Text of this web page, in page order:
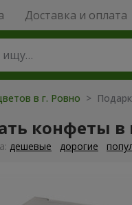
Доставка и оплата
в г. Ровно >
конфеты в
дешевые дорогие